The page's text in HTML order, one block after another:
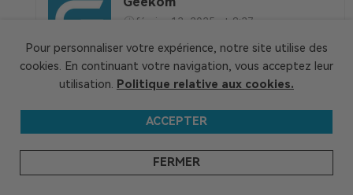
février 13, 2025 et 8:37 am
Bonjour,
Nous vous remercions pour votre
soutien à GEEKOM.
nous vous contacterons dans les prochains jours pour
que vous puissiez résoudre le problème, merci de
patienter.
Pour personnaliser votre expérience, notre site utilise des
cookies. En continuant votre navigation, vous acceptez leur
utilisation. Politique relative aux cookies.
ACCEPTER
FERMER